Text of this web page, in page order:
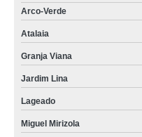
Arco-Verde
Atalaia
Granja Viana
Jardim Lina
Lageado
Miguel Mirizola